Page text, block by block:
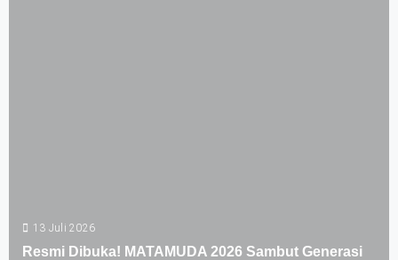
13 Juli 2026
Resmi Dibuka! MATAMUDA 2026 Sambut Generasi